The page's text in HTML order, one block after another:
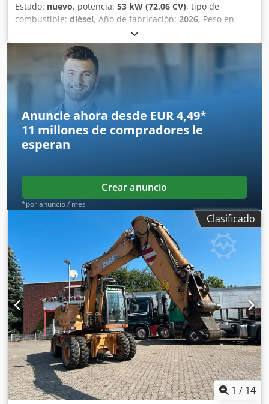
Estado: nuevo, potencia: 53 kW (72,06 CV), tipo de
combustible: diésel, Año de fabricación: 2026, Peso en
vacío: 9.780 kg. Póngase en contacto con el departamento
de ventas de KEY-TEC para obtener más información.
Dwjdpfezrrw Aex Ahvea
Anuncie ahora desde EUR 4,49*
11 millones de compradores le
esperan
Crear anuncio
*por anuncio / mes
Clasificado
1 / 14